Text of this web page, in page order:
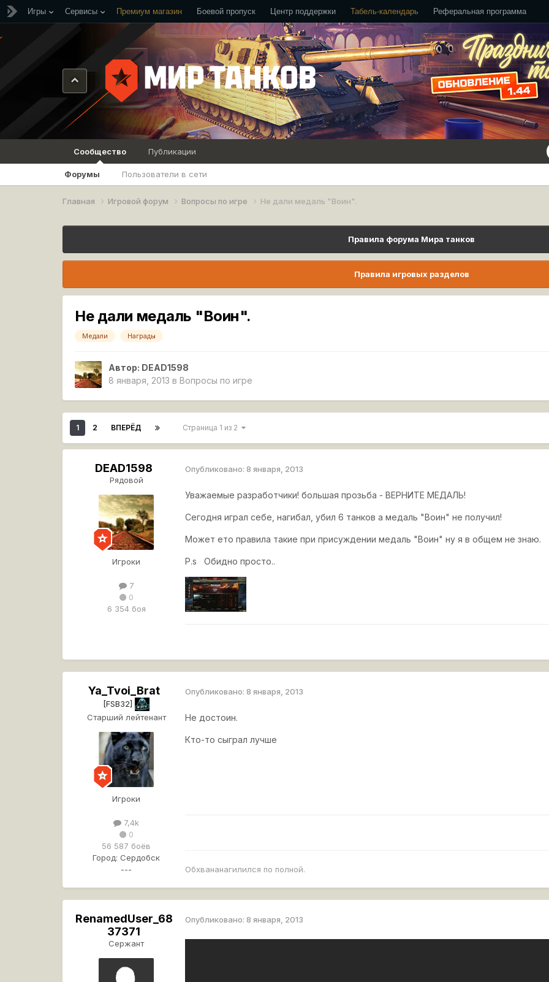
Игры Сервисы Премиум магазин Боевой пропуск Центр поддержки Табель-календарь Реферальная программа
Сообщество
Форумы Пользователи в сети
Публикации
Главная Игровой форум Вопросы по игре Не дали медаль "Воин".
Правила форума Мира танков
Правила игровых разделов
Не дали медаль "Воин".
Медали Награды
Автор: DEAD1598
8 января, 2013 в Вопросы по игре
1 2 ВПЕРЁД Страница 1 из 2
DEAD1598
Рядовой
Игроки
7
0
6 354 боя
Опубликовано:8 января, 2013
Уважаемые разработчики! большая прозьба - ВЕРНИТЕ МЕДАЛЬ!
Сегодня играл себе, нагибал, убил 6 танков а медаль "Воин" не получил!
Может ето правила такие при присуждении медаль "Воин" ну я в общем не знаю.
P.s Обидно просто..
Ya_Tvoi_Brat
[FSB32]
Старший лейтенант
Игроки
7,4k
0
56 587 боёв
Город: Сердобск
---
Опубликовано:8 января, 2013
Не достоин.
Кто-то сыграл лучше
Обхвананагилился по полной.
RenamedUser_68
37371
Сержант
Опубликовано:8 января, 2013